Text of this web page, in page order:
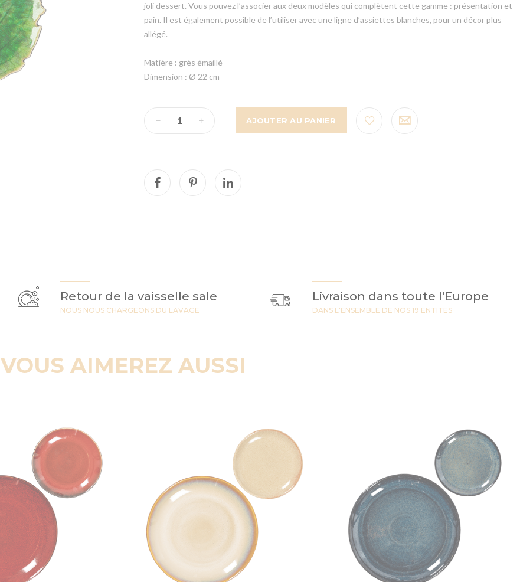
joli dessert. Vous pouvez l’associer aux deux modèles qui complètent cette gamme : présentation et
pain. Il est également possible de l’utiliser avec une ligne d’assiettes blanches, pour un décor plus
allégé.
Matière : grès émaillé
Dimension : Ø 22 cm
AJOUTER AU PANIER
Retour de la vaisselle sale
NOUS NOUS CHARGEONS DU LAVAGE
Livraison dans toute l'Europe
DANS L'ENSEMBLE DE NOS 19 ENTITES
VOUS AIMEREZ AUSSI